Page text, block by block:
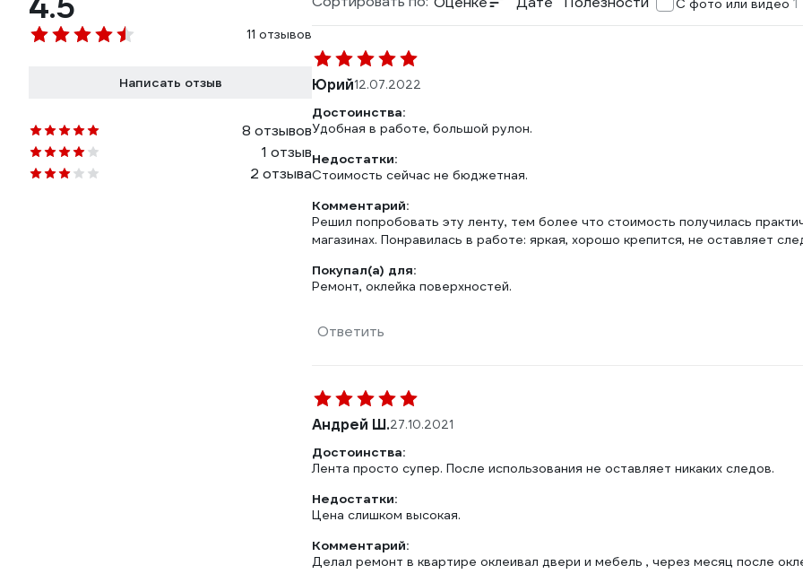
11 отзывов
Написать отзыв
8 отзывов
1 отзыв
2 отзыва
С фото или видео
Юрий12.07.2022
Достоинства:
Удобная в работе, большой рулон.
Недостатки:
Стоимость сейчас не бюджетная.
Комментарий:
Решил попробовать эту ленту, тем более что стоимость получилась
магазинах. Понравилась в работе: яркая, хорошо крепится, не оставляет
Покупал(а) для:
Ремонт, оклейка поверхностей.
Ответить
Андрей Ш.27.10.2021
Достоинства:
Лента просто супер. После использования не оставляет никаких следов.
Недостатки:
Цена слишком высокая.
Комментарий:
Делал ремонт в квартире оклеивал двери и мебель , через месяц после